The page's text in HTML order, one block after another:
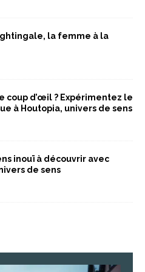
la femme à la
coup d’œil ? Expérimentez le
à Houtopia, univers de sens
inouï à découvrir avec
de sens